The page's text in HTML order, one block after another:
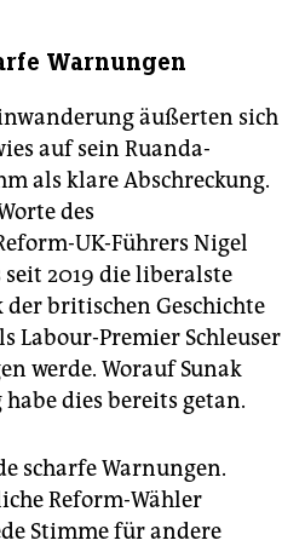
Warnungen
äußerten sich
auf sein Ruanda-
als klare Abschreckung.
des
UK-Führers Nigel
seit 2019 die liberalste
britischen Geschichte
Labour-Premier Schleuser
werde. Worauf Sunak
habe dies bereits getan.
scharfe Warnungen.
Reform-Wähler
Stimme für andere